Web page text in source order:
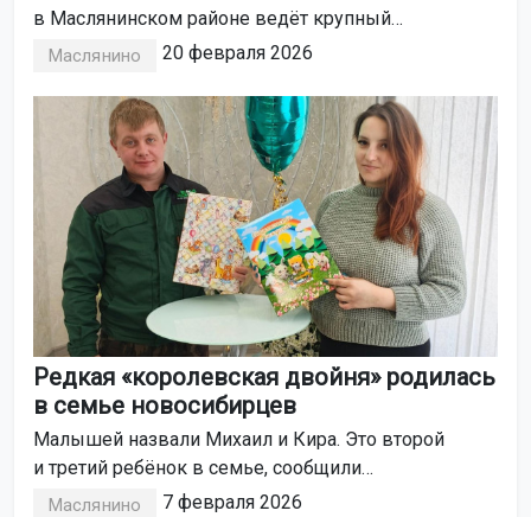
в Маслянинском районе ведёт крупный
агрохолдинг.
Маслянино 20 февраля 2026
Редкая «королевская двойня» родилась
в семье новосибирцев
Малышей назвали Михаил и Кира. Это второй
и третий ребёнок в семье, сообщили
в региональном управлении по делам ЗАГС.
Маслянино 7 февраля 2026